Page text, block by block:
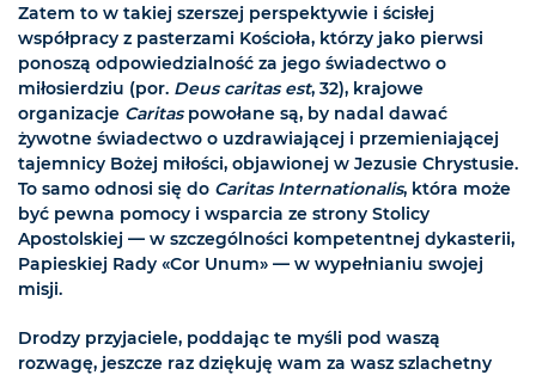
Zatem to w takiej szerszej perspektywie i ścisłej
współpracy z pasterzami Kościoła, którzy jako pierwsi
ponoszą odpowiedzialność za jego świadectwo o
miłosierdziu (por. Deus caritas est, 32), krajowe
organizacje Caritaspowołane są, by nadal dawać
żywotne świadectwo o uzdrawiającej i przemieniającej
tajemnicy Bożej miłości, objawionej w Jezusie Chrystusie.
To samo odnosi się do Caritas Internationalis, która może
być pewna pomocy i wsparcia ze strony Stolicy
Apostolskiej — w szczególności kompetentnej dykasterii,
Papieskiej Rady «Cor Unum» — w wypełnianiu swojej
misji.
Drodzy przyjaciele, poddając te myśli pod waszą
rozwagę, jeszcze raz dziękuję wam za wasz szlachetny